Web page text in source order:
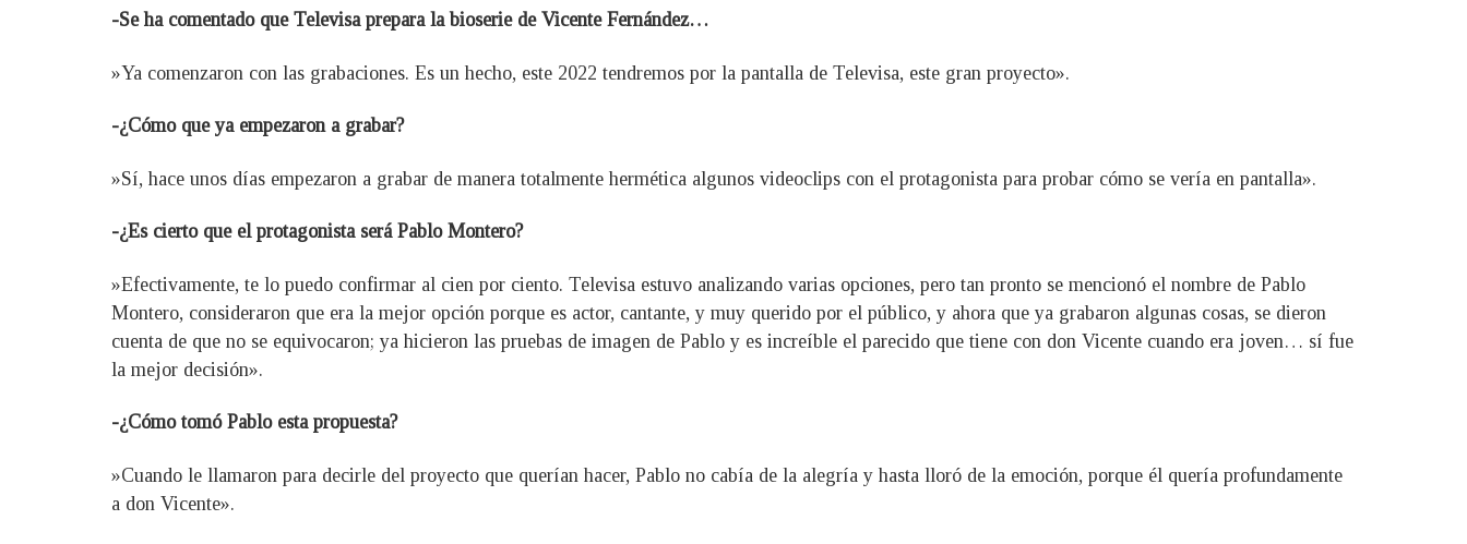
-Se ha comentado que Televisa prepara la bioserie de Vicente Fernández…
»Ya comenzaron con las grabaciones. Es un hecho, este 2022 tendremos por la pantalla de Televisa, este gran proyecto».
-¿Cómo que ya empezaron a grabar?
»Sí, hace unos días empezaron a grabar de manera totalmente hermética algunos videoclips con el protagonista para probar cómo se vería en pantalla».
-¿Es cierto que el protagonista será Pablo Montero?
»Efectivamente, te lo puedo confirmar al cien por ciento. Televisa estuvo analizando varias opciones, pero tan pronto se mencionó el nombre de Pablo
Montero, consideraron que era la mejor opción porque es actor, cantante, y muy querido por el público, y ahora que ya grabaron algunas cosas, se dieron
cuenta de que no se equivocaron; ya hicieron las pruebas de imagen de Pablo y es increíble el parecido que tiene con don Vicente cuando era joven… sí fue
la mejor decisión».
-¿Cómo tomó Pablo esta propuesta?
»Cuando le llamaron para decirle del proyecto que querían hacer, Pablo no cabía de la alegría y hasta lloró de la emoción, porque él quería profundamente
a don Vicente».